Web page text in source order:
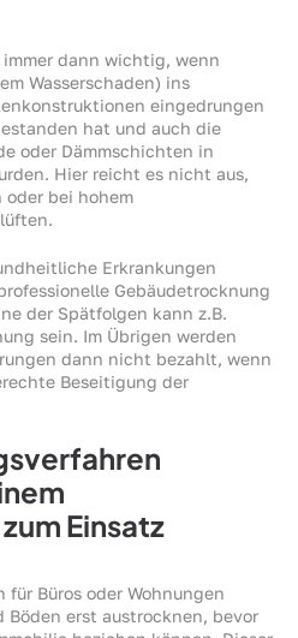
dann wichtig, wenn
Wasserschaden) ins
eingedrungen
hat und auch die
oder Dämmschichten in
Hier reicht es nicht aus,
oder bei hohem
Erkrankungen
Gebäudetrocknung
der Spätfolgen kann z.B.
sein. Im Übrigen werden
dann nicht bezahlt, wenn
Beseitigung der
Einsatz
für Büros oder Wohnungen
Böden erst austrocknen, bevor